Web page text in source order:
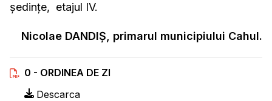
şedinţe, etajul IV.
Nicolae DANDIŞ, primarul municipiului Cahul.
0 - ORDINEA DE ZI
Descarca